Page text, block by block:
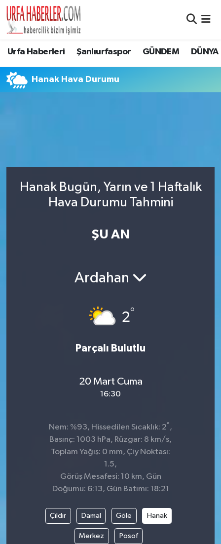
Urfa Haberleri Şanlıurfaspor GÜNDEM DÜNYA
Hanak Hava Durumu
Hanak Bugün, Yarın ve 1 Haftalık
Hava Durumu Tahmini
ŞU AN
Ardahan
2°
Parçalı Bulutlu
20 Mart Cuma
16:30
Nem: %93, Hissedilen Sıcaklık: 2°,
Basınç: 1003 hPa, Rüzgar: 8 km/s,
Toplam Yağış: 0 mm, Çiy Noktası:
1.5,
Görüş Mesafesi: 10 km, Gün
Doğumu: 6:13, Gün Batımı: 18:21
Çıldır Damal Göle Hanak
Merkez Posof
Şanlıurfa Nöbetçi Eczaneler
Son Dakika Haberleri